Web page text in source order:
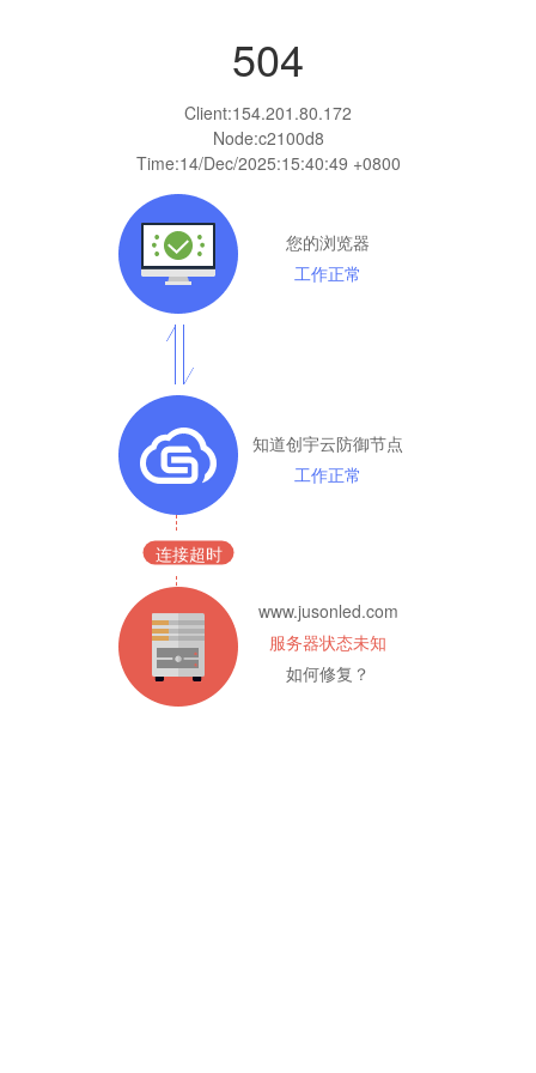
504
Client:154.201.80.172
Node:c2100d8
Time:14/Dec/2025:15:40:49 +0800
您的浏览器
工作正常
知道创宇云防御节点
工作正常
连接超时
www.jusonled.com
服务器状态未知
如何修复？